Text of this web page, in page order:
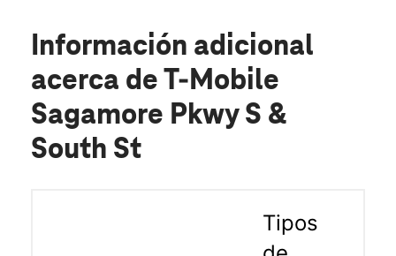
Información adicional
acerca de T-Mobile
Sagamore Pkwy S &
South St
Tipos